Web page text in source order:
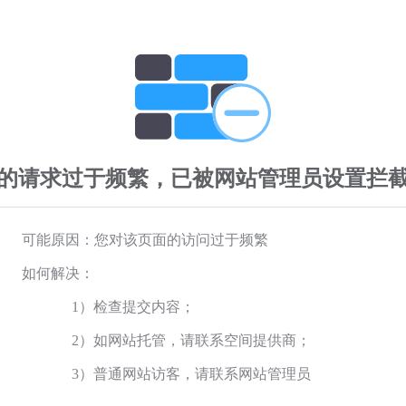
请求过于频繁，已被网站管理员设置拦
可能原因：您对该页面的访问过于频繁
如何解决：
1）检查提交内容；
2）如网站托管，请联系空间提供商；
3）普通网站访客，请联系网站管理员